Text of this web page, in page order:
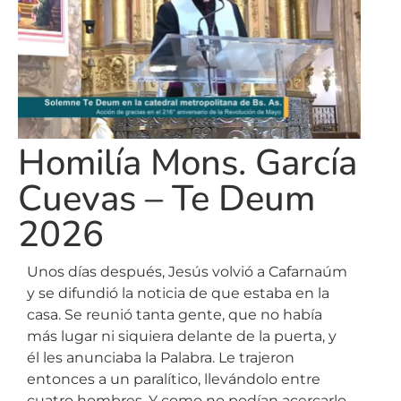
Homilía Mons. García
Cuevas – Te Deum
2026
Unos días después, Jesús volvió a Cafarnaúm
y se difundió la noticia de que estaba en la
casa. Se reunió tanta gente, que no había
más lugar ni siquiera delante de la puerta, y
él les anunciaba la Palabra. Le trajeron
entonces a un paralítico, llevándolo entre